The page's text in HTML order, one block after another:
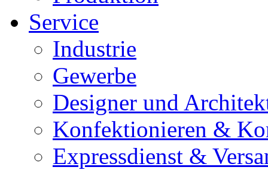
Service
Industrie
Gewerbe
Designer und
Konfektionieren &
Expressdienst &